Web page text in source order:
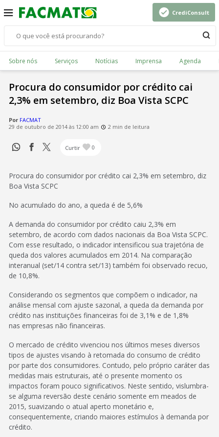
CrediConsult
Sobre nós Serviços Notícias Imprensa Agenda
Procura do consumidor por crédito cai
2,3% em setembro, diz Boa Vista SCPC
Por FACMAT
29 de outubro de 2014 às 12:00 am
2 min de leitura
Curtir 0
Procura do consumidor por crédito cai 2,3% em setembro, diz
Boa Vista SCPC
No acumulado do ano, a queda é de 5,6%
A demanda do consumidor por crédito caiu 2,3% em
setembro, de acordo com dados nacionais da Boa Vista SCPC.
Com esse resultado, o indicador intensificou sua trajetória de
queda dos valores acumulados em 2014. Na comparação
interanual (set/14 contra set/13) também foi observado recuo,
de 10,8%.
Considerando os segmentos que compõem o indicador, na
análise mensal com ajuste sazonal, a queda da demanda por
crédito nas instituições financeiras foi de 3,1% e de 1,8%
nas empresas não financeiras.
O mercado de crédito vivenciou nos últimos meses diversos
tipos de ajustes visando à retomada do consumo de crédito
por parte dos consumidores. Contudo, pelo próprio caráter das
medidas mais estruturais, até o presente momento os
impactos foram pouco significativos. Neste sentido, vislumbra-
se alguma reversão deste cenário somente em meados de
2015, suavizando o atual aperto monetário e,
consequentemente, criando maiores estímulos à demanda por
crédito.